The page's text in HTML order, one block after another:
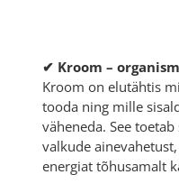
✔ Kroom –
Kroom on elutähtis
tooda ning mille
väheneda. See
valkude
energiat tõhusamalt